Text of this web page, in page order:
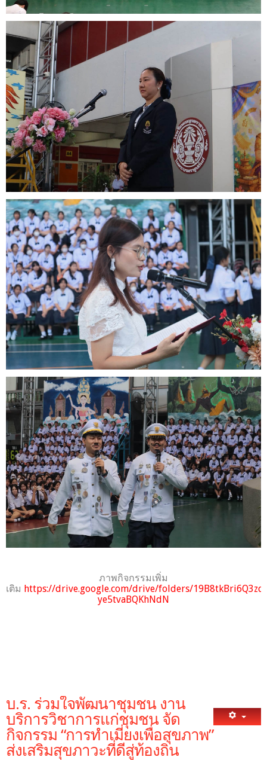
ภาพกิจกรรมเพิ่ม
เติม https://drive.google.com/drive/folders/
ye5tvaBQKhNdN
บ.ร. ร่วมใจพัฒนาชุมชน งาน
บริการวิชาการแก่ชุมชน จัด
กิจกรรม “การทำเมี่ยงเพื่อสุขภาพ”
ส่งเสริมสุขภาวะที่ดีสู่ท้องถิ่น